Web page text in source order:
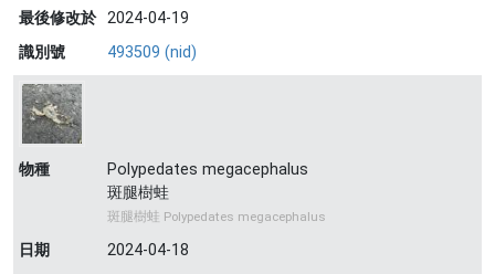
最後修改於 2024-04-19
識別號
493509 (nid)
物種
Polypedates megacephalus
斑腿樹蛙
斑腿樹蛙 Polypedates megacephalus
日期
2024-04-18